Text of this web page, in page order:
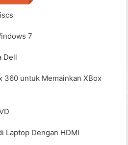
7
Dell
360 untuk Memainkan XBox
Laptop Dengan HDMI